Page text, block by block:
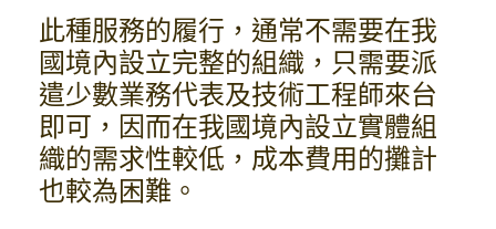
此種服務的履行，通常不需要在我
國境內設立完整的組織，只需要派
遣少數業務代表及技術工程師來台
即可，因而在我國境內設立實體組
織的需求性較低，成本費用的攤計
也較為困難。